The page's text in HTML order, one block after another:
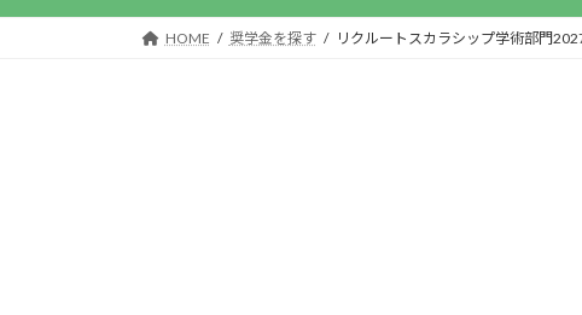
キ
に
HOME 奨学金を探す リクルートスカラシップ学術部門